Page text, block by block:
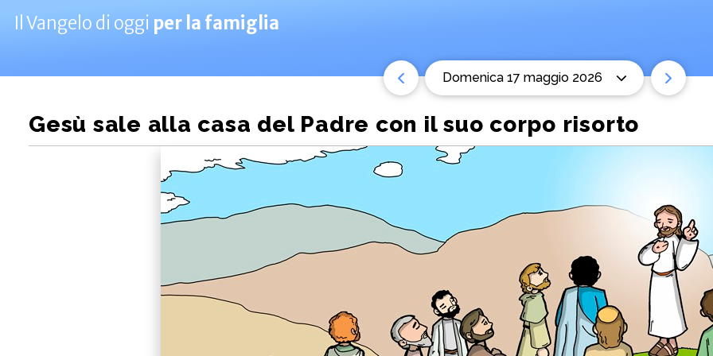
Il Vangelo di oggi per la famiglia
domenica 17 maggio 2026
Gesù sale alla casa del Padre con il suo corpo risorto